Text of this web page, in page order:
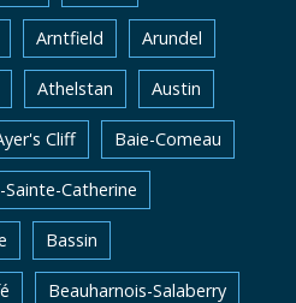
Arntfield Arundel
Athelstan Austin
Cliff Baie-Comeau
Sainte-Catherine
Bassin
Beauharnois-Salaberry